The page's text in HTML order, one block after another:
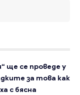
ще се проведе у
за това как
с бясна